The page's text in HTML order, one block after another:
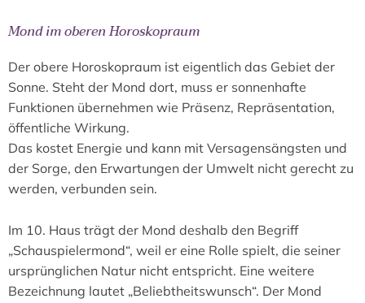
Mond im oberen Horoskopraum
Der obere Horoskopraum ist eigentlich das Gebiet der
Sonne. Steht der Mond dort, muss er sonnenhafte
Funktionen übernehmen wie Präsenz, Repräsentation,
öffentliche Wirkung.
Das kostet Energie und kann mit Versagensängsten und
der Sorge, den Erwartungen der Umwelt nicht gerecht zu
werden, verbunden sein.
Im 10. Haus trägt der Mond deshalb den Begriff
„Schauspielermond“, weil er eine Rolle spielt, die seiner
ursprünglichen Natur nicht entspricht. Eine weitere
Bezeichnung lautet „Beliebtheitswunsch“. Der Mond